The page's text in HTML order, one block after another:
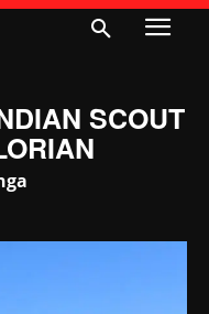
SCOUT